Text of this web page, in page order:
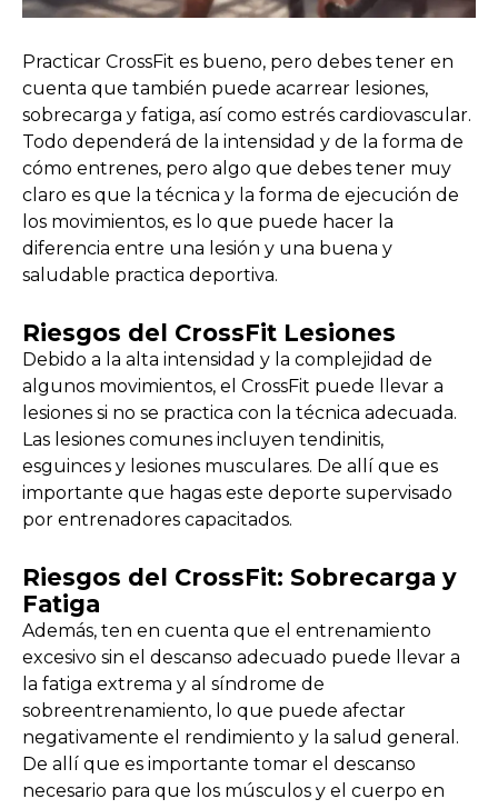
Practicar CrossFit es bueno, pero debes tener en
cuenta que también puede acarrear lesiones,
sobrecarga y fatiga, así como estrés cardiovascular.
Todo dependerá de la intensidad y de la forma de
cómo entrenes, pero algo que debes tener muy
claro es que la técnica y la forma de ejecución de
los movimientos, es lo que puede hacer la
diferencia entre una lesión y una buena y
saludable practica deportiva.
Riesgos del CrossFit Lesiones
Debido a la alta intensidad y la complejidad de
algunos movimientos, el CrossFit puede llevar a
lesiones si no se practica con la técnica adecuada.
Las lesiones comunes incluyen tendinitis,
esguinces y lesiones musculares. De allí que es
importante que hagas este deporte supervisado
por entrenadores capacitados.
Riesgos del CrossFit: Sobrecarga y
Fatiga
Además, ten en cuenta que el entrenamiento
excesivo sin el descanso adecuado puede llevar a
la fatiga extrema y al síndrome de
sobreentrenamiento, lo que puede afectar
negativamente el rendimiento y la salud general.
De allí que es importante tomar el descanso
necesario para que los músculos y el cuerpo en